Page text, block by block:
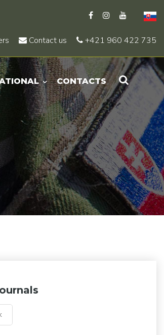
Contact us +421 960 422 735
CONTACTS